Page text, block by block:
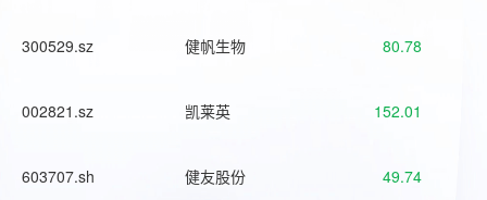
300529.sz 健帆生物 80.78
002821.sz 凯莱英 152.01
603707.sh 健友股份 49.74